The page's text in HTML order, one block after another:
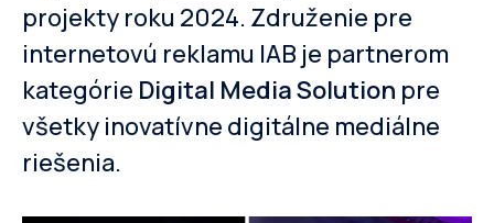
projekty roku 2024. Združenie pre
internetovú reklamu IAB je partnerom
kategórie Digital Media Solution pre
všetky inovatívne digitálne mediálne
riešenia.